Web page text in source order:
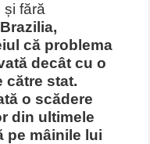
și fără
că problema
decât cu o
către stat.
o scădere
din ultimele
pe mâinile lui